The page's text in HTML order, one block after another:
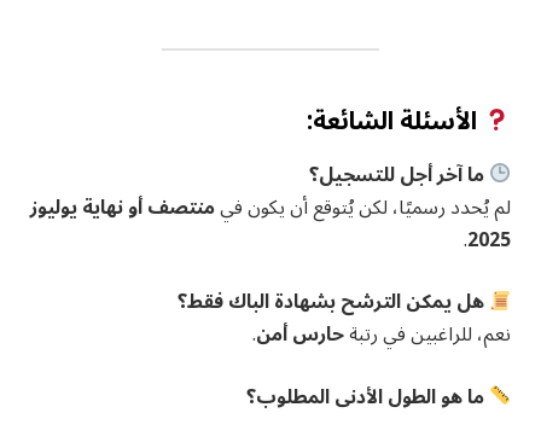
الأسئلة الشائعة:
ما آخر أجل للتسجيل؟
لم يُحدد رسميًا، لكن يُتوقع أن يكون فيمنتصف أو نهاية يوليوز
2025
.
هل يمكن الترشح بشهادة الباك فقط؟
نعم، للراغبين في رتبةحارس أمن.
ما هو الطول الأدنى المطلوب؟